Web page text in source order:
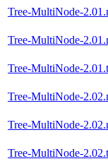
Tree-MultiNode-
Tree-MultiNode-
Tree-MultiNode-
Tree-MultiNode-
Tree-MultiNode-
Tree-MultiNode-